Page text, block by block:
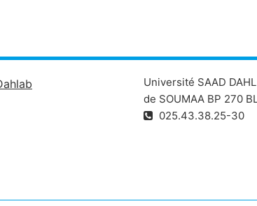
Université SAAD
de SOUMAA BP 270
025.43.38.25-30